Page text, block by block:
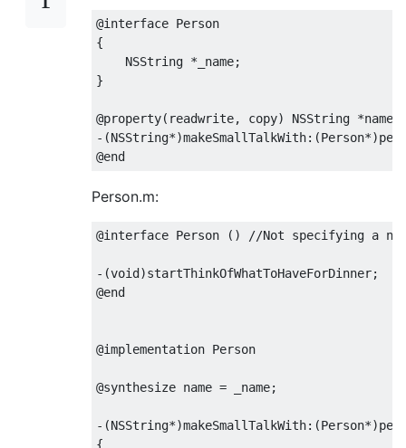
@interface Person
{
NSString *_name;
}
@property( readwrite, copy) NSString *name;
-(NSString
@end
Person.m:
@interface Person () //Not specifying a
-(void
@end
@implementation Person
@synthesize name = _name;
-(NSString
{